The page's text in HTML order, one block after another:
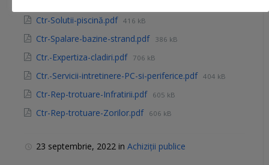
Ctr-Solutii-piscină.pdf 416 kB
Ctr-Spalare-bazine-strand.pdf 386 kB
Ctr.-Expertiza-cladiri.pdf 706 kB
Ctr.-Servicii-intretinere-PC-si-periferice.pdf 404 kB
Ctr-Rep-trotuare-Infratirii.pdf 605 kB
Ctr-Rep-trotuare-Zorilor.pdf 606 kB
23 septembrie, 2022 in Achiziții publice